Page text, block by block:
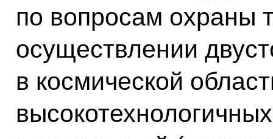
по вопросам охраны
осуществлении
в космической